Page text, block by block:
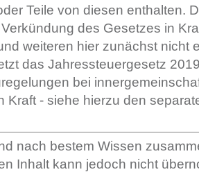
Teile von diesen enthalten.
des Gesetzes in
weiteren hier zunächst nicht
das Jahressteuergesetz
bei
Kraft - siehe hierzu den
nach bestem Wissen
Inhalt kann jedoch nicht